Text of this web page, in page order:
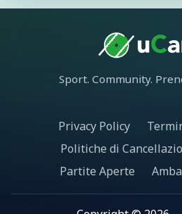
Sport. Community.
Privacy Policy
Politiche di
Partite Aperte